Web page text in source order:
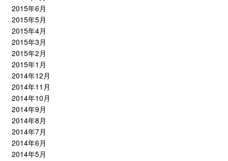
2015年6月
2015年5月
2015年4月
2015年3月
2015年2月
2015年1月
2014年12月
2014年11月
2014年10月
2014年9月
2014年8月
2014年7月
2014年6月
2014年5月